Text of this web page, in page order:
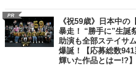
PR
《祝59歳》日本中の
暴走！ “勝手に”生誕
助演も全部ステイサ
爆誕！【応募総数
輝いた作品とはー!?】